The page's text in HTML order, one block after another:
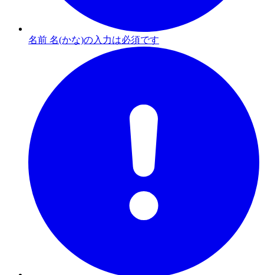
名前 名(かな)の入力は必須です